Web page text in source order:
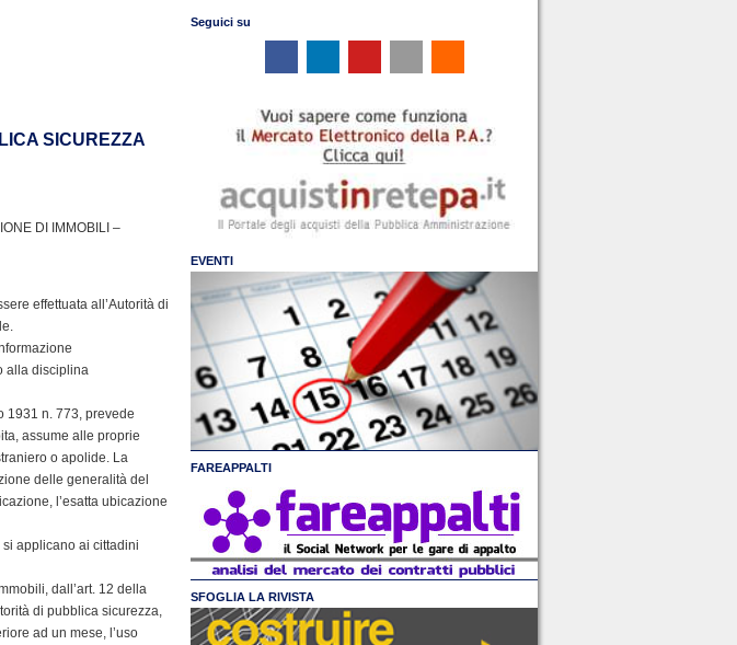
SICUREZZA
DI IMMOBILI –
effettuata all’Autorità di
alla disciplina
1931 n. 773, prevede
assume alle proprie
o apolide. La
delle generalità del
l’esatta ubicazione
si applicano ai cittadini
dall’art. 12 della
di pubblica sicurezza,
ad un mese, l’uso
Seguici su
EVENTI
FAREAPPALTI
SFOGLIA LA RIVISTA